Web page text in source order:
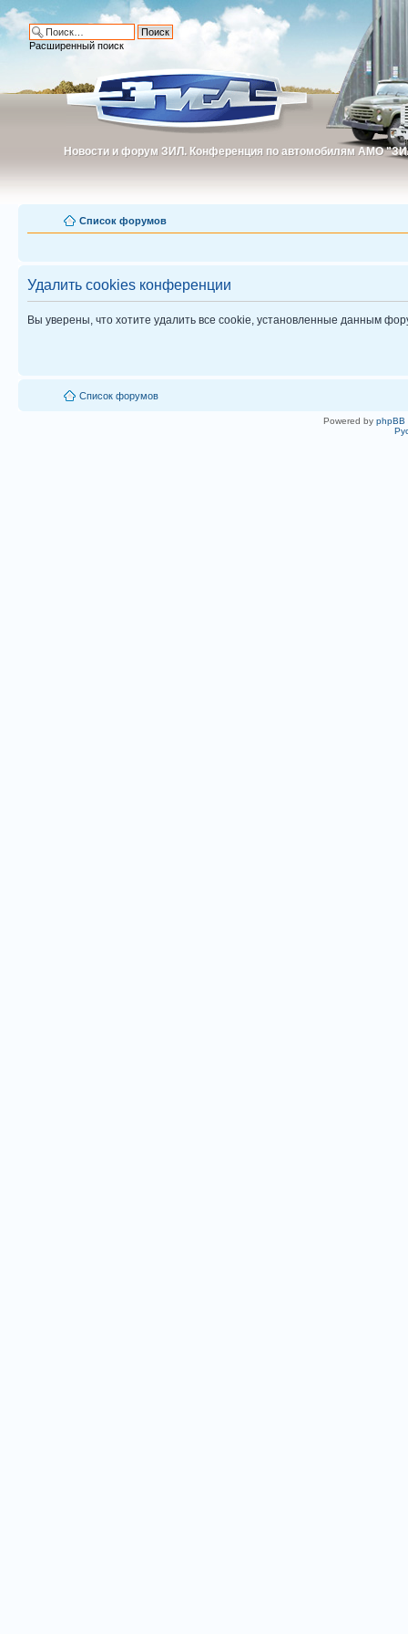
Новости и форум ЗИЛ. Конференция по автомобилям АМО
Новости и форум ЗИЛ. Конференция по автомобилям АМО
Расширенный поиск
Список форумов
Удалить cookies конференции
Вы уверены, что хотите удалить все cookie, установленные данным
Список форумов
Powered by phpBB